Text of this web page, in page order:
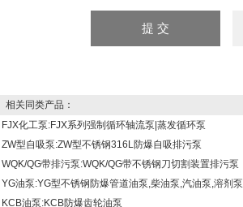
相关同类产品：
FJX化工泵:FJX系列强制循环轴流泵|蒸发循环泵
ZW型自吸泵:ZW型不锈钢316L防爆自吸排污泵
WQK/QG带排污泵:WQK/QG带不锈钢刀切割装置排污泵
YG油泵:YG型不锈钢防爆管道油泵,柴油泵,汽油泵,溶剂泵
KCB油泵:KCB防爆齿轮油泵